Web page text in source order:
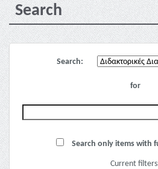
Search
Search:
for
Search only items with
Current